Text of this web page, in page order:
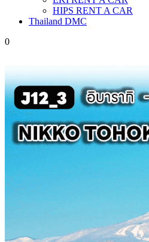
HIPS RENT A CAR
Thailand DMC
0